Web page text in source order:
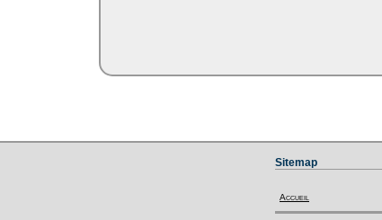
Sitemap
Accueil